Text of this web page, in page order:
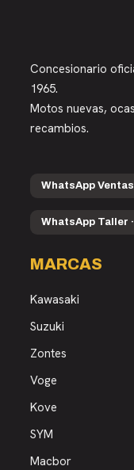
Concesionario
1965.
Motos nuevas,
recambios.
WhatsApp Ventas
WhatsApp Taller
MARCAS
Kawasaki
Suzuki
Zontes
Voge
Kove
SYM
Macbor